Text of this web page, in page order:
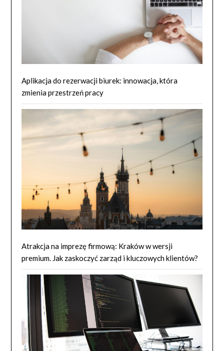
Aplikacja do rezerwacji biurek: innowacja, która
zmienia przestrzeń pracy
Atrakcja na imprezę firmową: Kraków w wersji
premium. Jak zaskoczyć zarząd i kluczowych klientów?